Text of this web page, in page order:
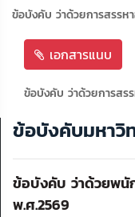
ข้อบังคับ ว่าด้วยการสรร
เอกสารแนบ
ข้อบังคับ ว่าด้วยการสร
ข้อบังคับมหาวิ
ข้อบังคับ ว่าด้วยพนั
พ.ศ.2569